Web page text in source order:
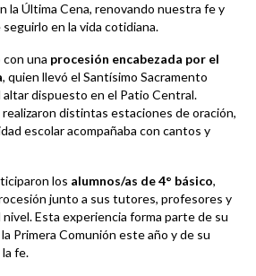
la Última Cena, renovando nuestra fe y
en la vida cotidiana.
con una procesión encabezada por el
, quien llevó el Santísimo Sacramento
altar dispuesto en el Patio Central.
distintas estaciones de oración,
escolar acompañaba con cantos y
los alumnos/as de 4° básico,
junto a sus tutores, profesores y
Esta experiencia forma parte de su
Primera Comunión este año y de su
fe.